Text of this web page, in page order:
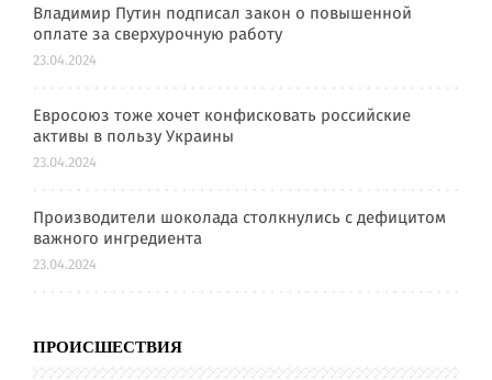
Владимир Путин подписал закон о повышенной
оплате за сверхурочную работу
23.04.2024
Евросоюз тоже хочет конфисковать российские
активы в пользу Украины
23.04.2024
Производители шоколада столкнулись с дефицитом
важного ингредиента
23.04.2024
ПРОИСШЕСТВИЯ